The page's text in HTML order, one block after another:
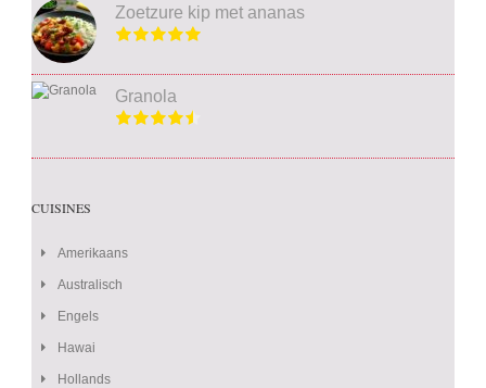
Zoetzure kip met ananas
Granola
CUISINES
Amerikaans
Australisch
Engels
Hawai
Hollands